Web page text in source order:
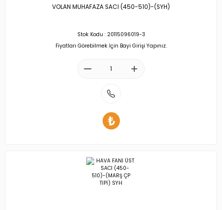
VOLAN MUHAFAZA SACI (450-510)-(SYH)
Stok Kodu : 20115096019-3
Fiyatları Görebilmek İçin Bayi Girişi Yapınız.